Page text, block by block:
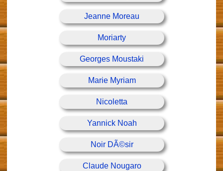
Jeanne Moreau
Moriarty
Georges Moustaki
Marie Myriam
Nicoletta
Yannick Noah
Noir DÃ©sir
Claude Nougaro